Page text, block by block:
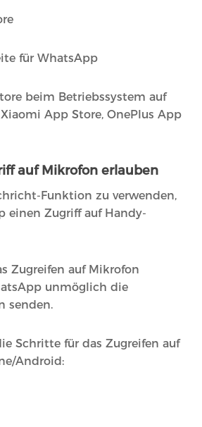
für WhatsApp
beim Betriebssystem auf
App Store, OnePlus App
auf Mikrofon erlauben
Funktion zu verwenden,
einen Zugriff auf Handy-
Zugreifen auf Mikrofon
unmöglich die
senden.
Schritte für das Zugreifen auf
Android: